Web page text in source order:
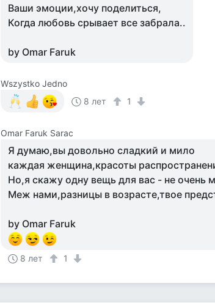
Ваши эмоции,хочу поделиться,
Когда любовь срывает все забрала..
by Omar Faruk
Wszystko Jedno
8 лет
1
Omar Faruk Sarac
Я думаю,вы довольно сладкий и мило
каждая женщина,красоты
Но,я скажу одну вещь для вас - не очень
Меж нами,разницы в возрасте,твое
by Omar Faruk
8 лет 1